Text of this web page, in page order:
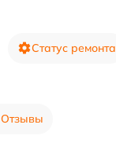
Статус ремонта
Отзывы